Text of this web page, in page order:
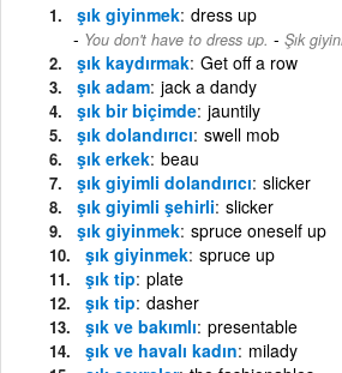
şık giyinmek dress up
You don't have to dress up. - Şık
şık kaydırmak Get off a row
şık adam jack a dandy
şık bir biçimde jauntily
şık dolandırıcı swell mob
şık erkek beau
şık giyimli dolandırıcı slicker
şık giyimli şehirli slicker
şık giyinmek spruce oneself up
şık giyinmek spruce up
şık tip plate
şık tip dasher
şık ve bakımlı presentable
şık ve havalı kadın milady